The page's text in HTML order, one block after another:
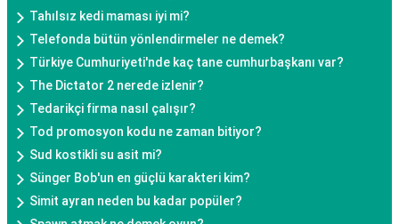
Tahılsız kedi maması iyi mi?
Telefonda bütün yönlendirmeler ne demek?
Türkiye Cumhuriyeti'nde kaç tane cumhurbaşkanı var?
The Dictator 2 nerede izlenir?
Tedarikçi firma nasıl çalışır?
Tod promosyon kodu ne zaman bitiyor?
Sud kostikli su asit mi?
Sünger Bob'un en güçlü karakteri kim?
Simit ayran neden bu kadar popüler?